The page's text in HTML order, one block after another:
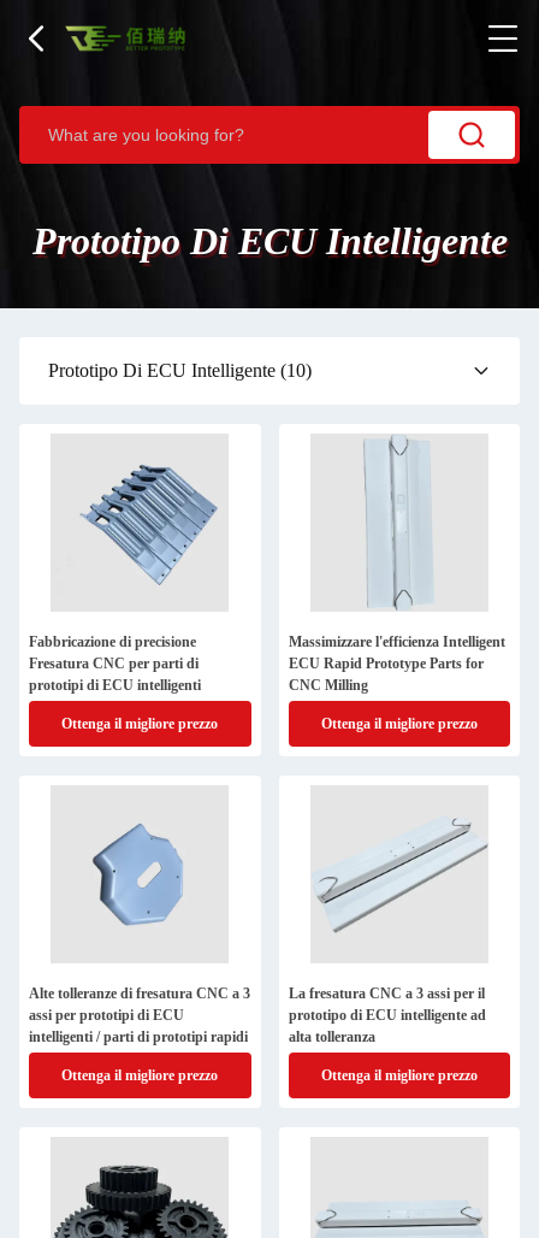
Prototipo Di ECU Intelligente
Prototipo Di ECU Intelligente (10)
Fabbricazione di precisione
Fresatura CNC per parti di
prototipi di ECU intelligenti
Ottenga il migliore prezzo
Massimizzare l'efficienza Intelligent
ECU Rapid Prototype Parts for
CNC Milling
Ottenga il migliore prezzo
Alte tolleranze di fresatura CNC a 3
assi per prototipi di ECU
intelligenti / parti di prototipi rapidi
Ottenga il migliore prezzo
La fresatura CNC a 3 assi per il
prototipo di ECU intelligente ad
alta tolleranza
Ottenga il migliore prezzo